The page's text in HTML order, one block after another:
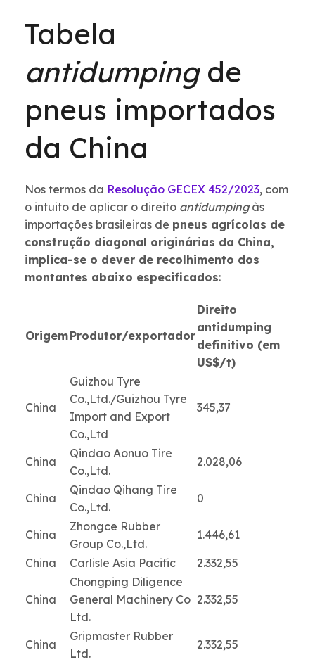
Tabela
antidumping de
pneus importados
da China
Nos termos da Resolução GECEX 452/2023, com
o intuito de aplicar o direito antidumping às
importações brasileiras de pneus agrícolas de
construção diagonal originárias da China,
implica-se o dever de recolhimento dos
montantes abaixo especificados:
OrigemProdutor/exportador
Direito
antidumping
definitivo (em
US$/t)
China
Guizhou Tyre
Co.,Ltd./Guizhou Tyre
Import and Export
Co.,Ltd
345,37
China
Qindao Aonuo Tire
Co.,Ltd.
2.028,06
China
Qindao Qihang Tire
Co.,Ltd.
0
China
Zhongce Rubber
Group Co.,Ltd.
1.446,61
China
Carlisle Asia Pacific 2.332,55
China
Chongping Diligence
General Machinery Co
Ltd.
2.332,55
China
Gripmaster Rubber
Ltd.
2.332,55